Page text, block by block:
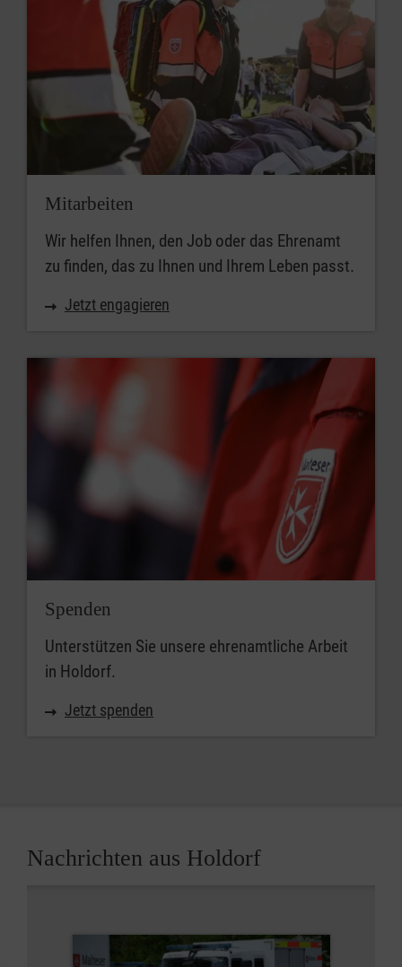
Mitarbeiten
Wir helfen Ihnen, den Job oder das Ehrenamt
zu finden, das zu Ihnen und Ihrem Leben passt.
Jetzt engagieren
Spenden
Unterstützen Sie unsere ehrenamtliche Arbeit
in Holdorf.
Jetzt spenden
Nachrichten aus Holdorf